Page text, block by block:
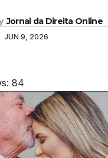
Jornal da Direita Online
JUN 9, 2026
84